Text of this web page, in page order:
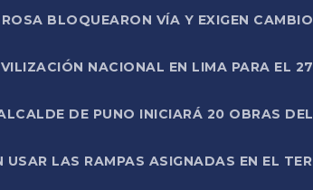
BLOQUEARON VÍA Y EXIGEN
NACIONAL EN LIMA PARA EL
DE PUNO INICIARÁ 20 OBRAS
LAS RAMPAS ASIGNADAS EN EL